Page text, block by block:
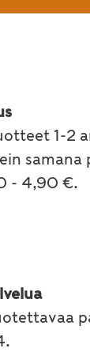
1-2
samana
- 4,90 €.